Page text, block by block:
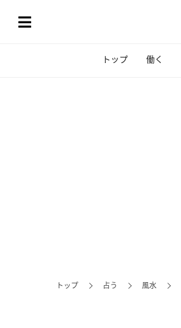
トップ 働く
トップ 占う 風水